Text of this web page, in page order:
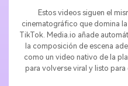
Estos videos siguen el
cinematográfico que domina
TikTok. Media.io añade
la composición de escena
como un video nativo de la
para volverse viral y listo para